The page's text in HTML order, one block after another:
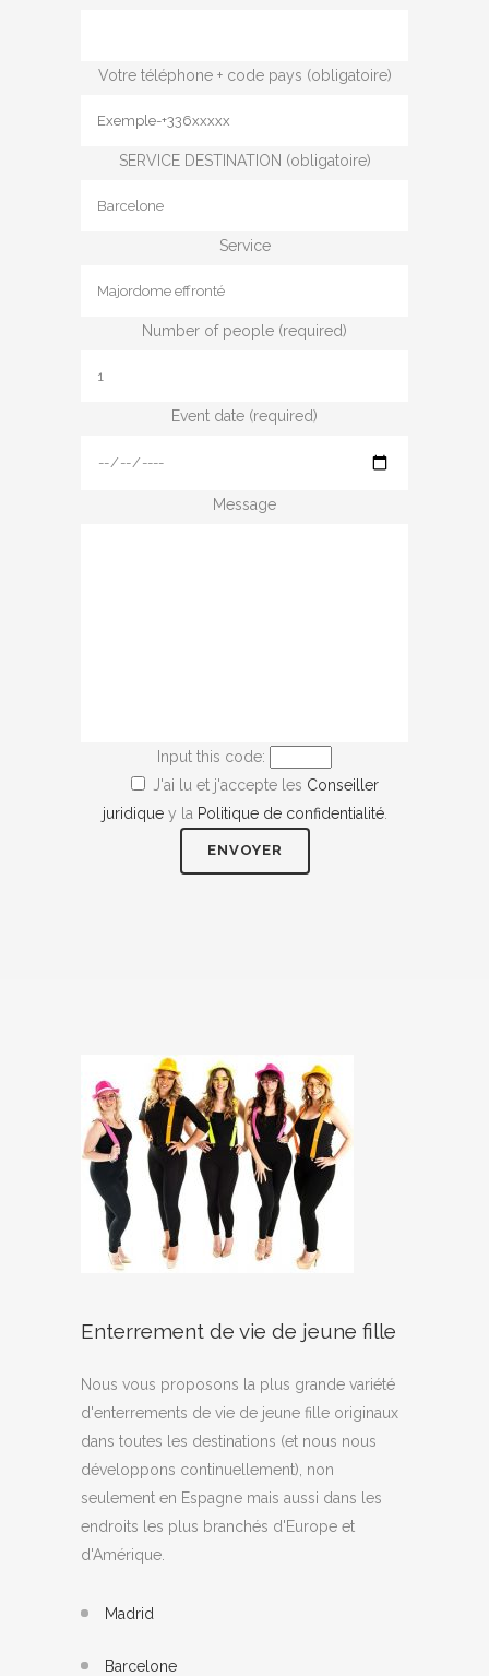
Votre téléphone + code pays (obligatoire)
SERVICE DESTINATION (obligatoire)
Service
Number of people (required)
Event date (required)
Message
Input this code:
J'ai lu et j'accepte les Conseiller
juridiquey la Politique de confidentialité.
Enterrement de vie de jeune fille
Nous vous proposons la plus grande variété
d'enterrements de vie de jeune fille originaux
dans toutes les destinations (et nous nous
développons continuellement), non
seulement en Espagne mais aussi dans les
endroits les plus branchés d'Europe et
d'Amérique.
Madrid
Barcelone